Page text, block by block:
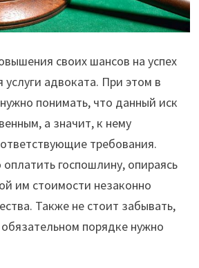
своих шансов на успех
услуги адвоката. При этом в
понимать, что данный иск
а значит, к нему
требования.
госпошлину, опираясь
им стоимости незаконно
Также не стоит забывать,
порядке нужно